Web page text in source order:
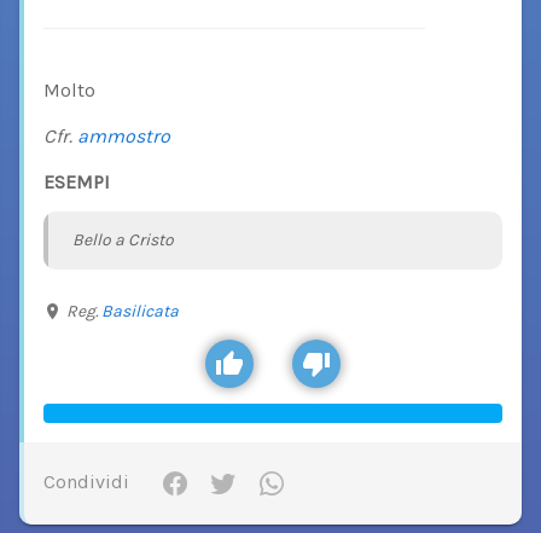
Molto
Cfr. ammostro
ESEMPI
Bello a Cristo
Reg. Basilicata
Condividi